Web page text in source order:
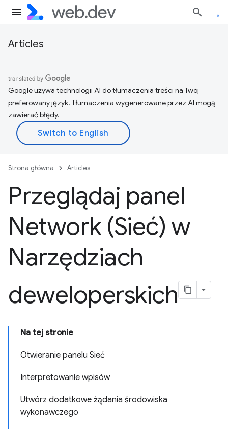
Articles
Google używa technologii AI do tłumaczenia treści na Twój
preferowany język. Tłumaczenia wygenerowane przez AI mogą
zawierać błędy.
Strona główna Articles
Przeglądaj panel
Network (Sieć) w
Narzędziach
deweloperskich
Na tej stronie
Otwieranie panelu Sieć
Interpretowanie wpisów
Utwórz dodatkowe żądania środowiska
wykonawczego